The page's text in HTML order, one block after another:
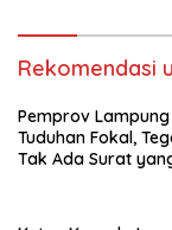
Rekomendasi
Pemprov
Tuduhan Fokal,
Tak Ada Surat